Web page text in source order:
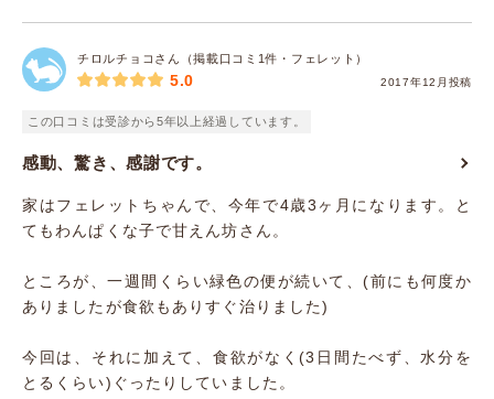
チロルチョコさん（掲載口コミ1件・フェレット）
2017年12月投稿
5.0
この口コミは受診から5年以上経過しています。
感動、驚き、感謝です。
家はフェレットちゃんで、今年で4歳3ヶ月になります。と
てもわんぱくな子で甘えん坊さん。
ところが、一週間くらい緑色の便が続いて、(前にも何度か
ありましたが食欲もありすぐ治りました)
今回は、それに加えて、食欲がなく(3日間たべず、水分を
とるくらい)ぐったりしていました。